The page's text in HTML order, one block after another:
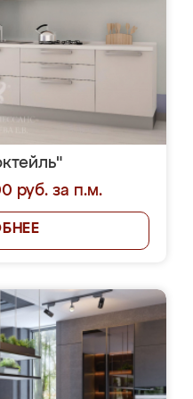
руб. за п.м.